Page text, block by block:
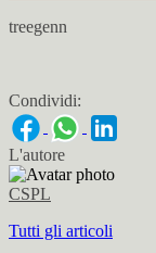
treegenn
Condividi:
L'autore
CSPL
Tutti gli articoli